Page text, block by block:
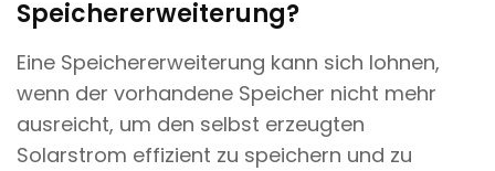
Speichererweiterung?
Eine Speichererweiterung kann sich lohnen,
wenn der vorhandene Speicher nicht mehr
ausreicht, um den selbst erzeugten
Solarstrom effizient zu speichern und zu